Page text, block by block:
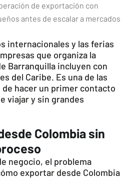
de exportación con
antes de escalar a mercados
internacionales y las ferias
que organiza la
Barranquilla incluyen con
del Caribe. Es una de las
hacer un primer contacto
viajar y sin grandes
Colombia sin
negocio, el problema
exportar desde Colombia